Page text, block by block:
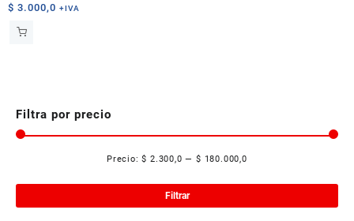
$ 3.000,0 +IVA
Filtra por precio
Filtrar
Precio:$ 2.300,0 —$ 180.000,0